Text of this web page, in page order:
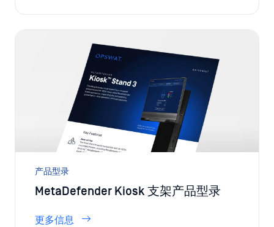
产品型录
MetaDefender Kiosk 支架产品型录
更多信息